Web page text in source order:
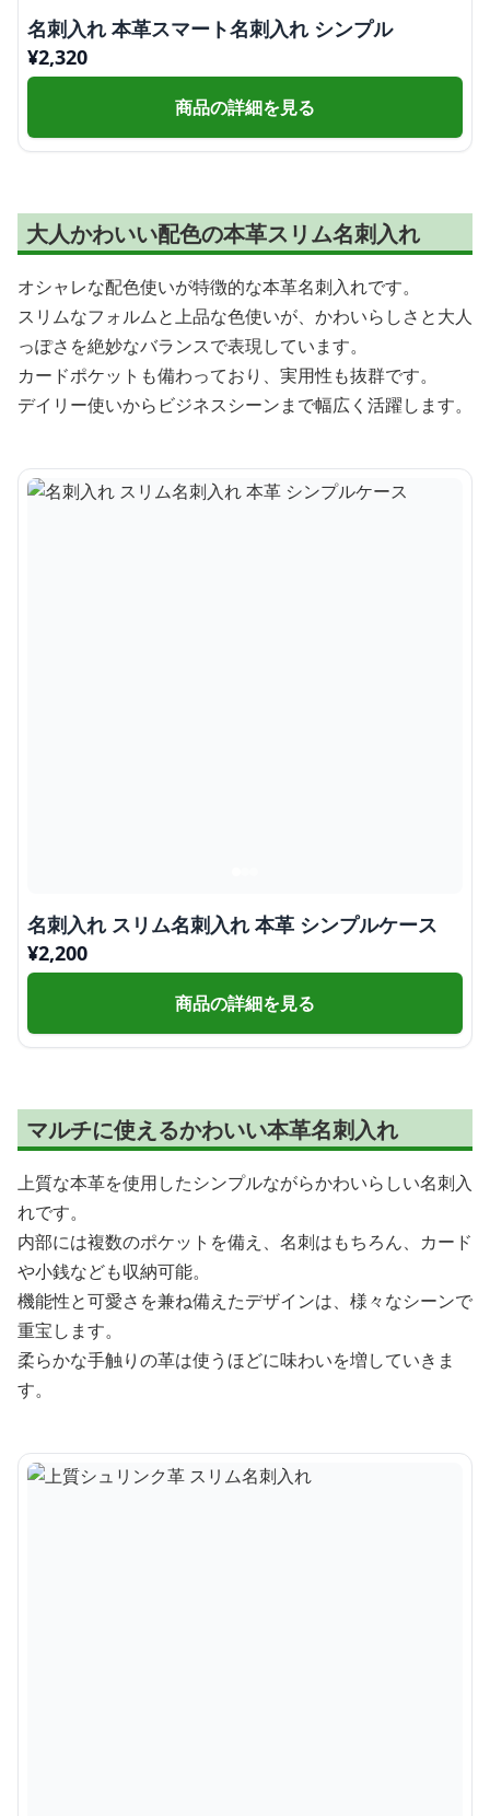
名刺入れ 本革スマート名刺入れ シンプル
¥2,320
商品の詳細を見る
大人かわいい配色の本革スリム名刺入れ
オシャレな配色使いが特徴的な本革名刺入れです。
スリムなフォルムと上品な色使いが、かわいらしさと大人
っぽさを絶妙なバランスで表現しています。
カードポケットも備わっており、実用性も抜群です。
デイリー使いからビジネスシーンまで幅広く活躍します。
名刺入れ スリム名刺入れ 本革 シンプルケース
¥2,200
商品の詳細を見る
マルチに使えるかわいい本革名刺入れ
上質な本革を使用したシンプルながらかわいらしい名刺入
れです。
内部には複数のポケットを備え、名刺はもちろん、カード
や小銭なども収納可能。
機能性と可愛さを兼ね備えたデザインは、様々なシーンで
重宝します。
柔らかな手触りの革は使うほどに味わいを増していきま
す。